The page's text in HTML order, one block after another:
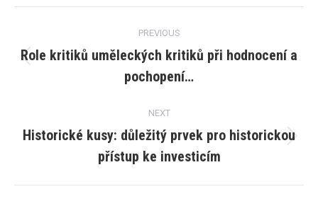
navigation
PREVIOUS
Previous
post:
Role kritiků uměleckých kritiků při hodnocení a
pochopení…
NEXT
Next
post:
Historické kusy: důležitý prvek pro historickou
přístup ke investicím